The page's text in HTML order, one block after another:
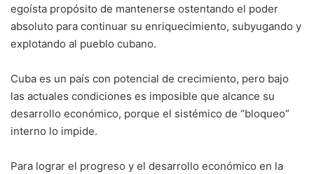
egoísta propósito de mantenerse ostentando el poder
absoluto para continuar su enriquecimiento, subyugando y
explotando al pueblo cubano.
Cuba es un país con potencial de crecimiento, pero bajo
las actuales condiciones es imposible que alcance su
desarrollo económico, porque el sistémico de “bloqueo”
interno lo impide.
Para lograr el progreso y el desarrollo económico en la